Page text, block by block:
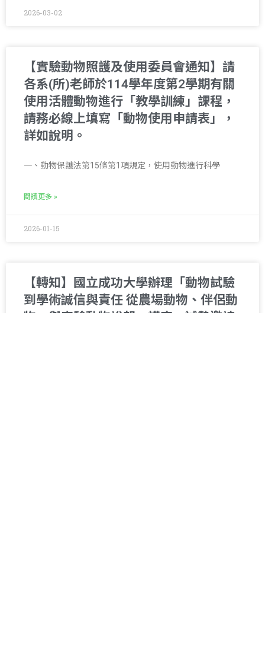
2026-03-02
【實驗動物照護及使用委員會通知】請
各系(所)老師於114學年度第2學期有關
使用活體動物進行「教學訓練」課程，
請務必線上填寫「動物使用申請表」，
詳如說明。
一、動物保護法第15條第1項規定，使用動物進行科學
閱讀更多 »
2026-01-15
【轉知】國立成功大學辦理「動物試驗
到學術誠信與責任 從農場動物、伴侶動
物、與實驗動物說起」講座，誠摯邀請